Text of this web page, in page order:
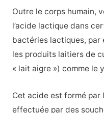
Outre le corps humain,
l’acide lactique dans
bactéries lactiques, par
les produits laitiers de
« lait aigre ») comme le
Cet acide est formé
effectuée par des